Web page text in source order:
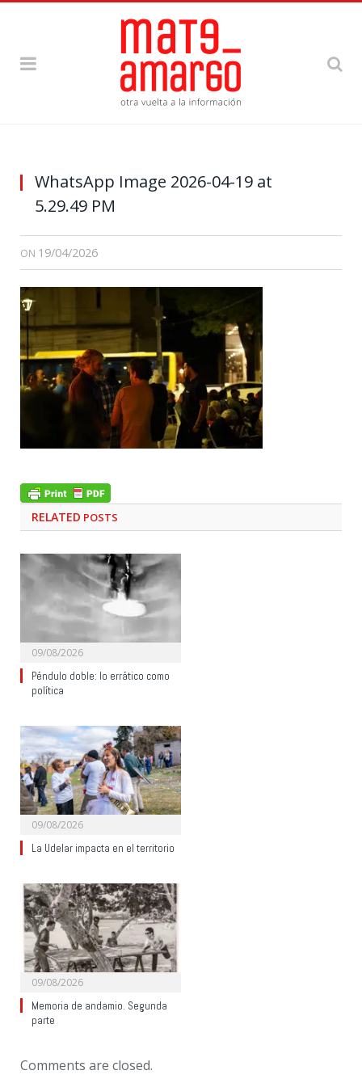
WhatsApp Image 2026-04-19 at
5.29.49 PM
ON 19/04/2026
RELATED POSTS
09/08/2026
Péndulo doble: lo errático como
política
09/08/2026
La Udelar impacta en el territorio
09/08/2026
Memoria de andamio. Segunda
parte
Comments are closed.